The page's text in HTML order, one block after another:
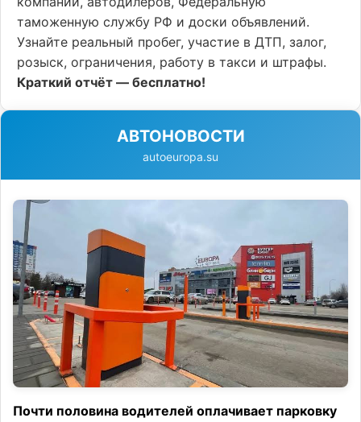
таможенную службу РФ и доски объявлений.
Узнайте реальный пробег, участие в ДТП, залог,
розыск, ограничения, работу в такси и штрафы.
Краткий отчёт — бесплатно!
АВТОНОВОСТИ
autoeuropa.su
Почти половина водителей оплачивает парковку